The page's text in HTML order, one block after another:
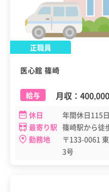
正職員
医心館 篠崎
給与 月収：
休日
年間休日115
最寄り駅 篠崎駅から徒
勤務地
〒133-0061
3号